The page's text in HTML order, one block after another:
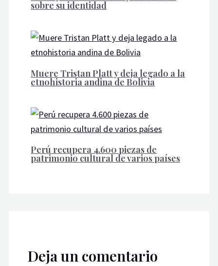
sobre su identidad
Muere Tristan Platt y deja legado a la
etnohistoria andina de Bolivia
Perú recupera 4.600 piezas de
patrimonio cultural de varios países
Deja un comentario